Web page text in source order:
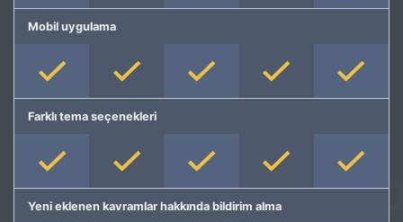
Mobil uygulama
Farklı tema seçenekleri
Yeni eklenen kavramlar hakkında bildirim alma